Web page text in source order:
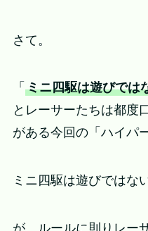
さて。
「 ミニ四駆は遊びでは
とレーサーたちは都度
がある今回の「ハイパ
ミニ四駆は遊びではない